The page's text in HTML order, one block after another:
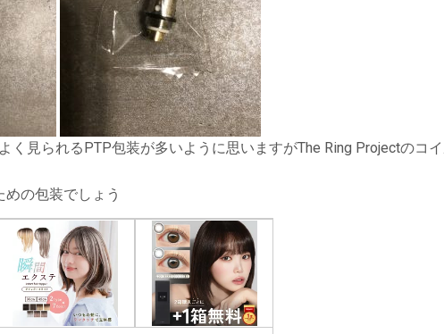
く見られるPTP包装が多いように思いますがThe Ring Projectのコ
の包装でしょう